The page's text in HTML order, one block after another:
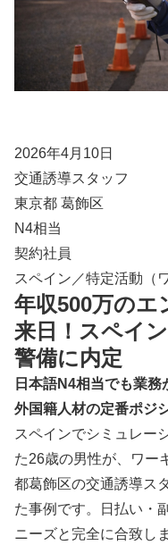
2026年4月10日
交通誘導スタッフ
東京都 葛飾区
N4相当
契約社員
スペイン／特定活動（
年収500万の
来日！スペイ
警備に内定
日本語N4相当でも業
外国籍人材の定番ポジ
スペインでシミュレー
た26歳の男性が、ワー
都葛飾区の交通誘導ス
た事例です。日払い・
ニーズと完全に合致し